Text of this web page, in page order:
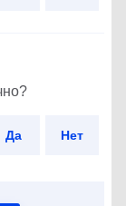
Да Нет